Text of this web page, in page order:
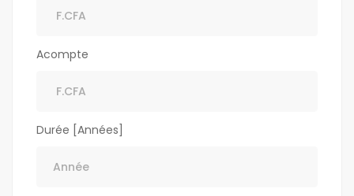
Acompte
Durée [Années]